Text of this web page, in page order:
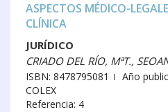
ASPECTOS MÉDICO-
CLÍNICA
JURÍDICO
CRIADO DEL RÍO, MªT.,
ISBN: 8478795081
Año
COLEX
Referencia: 4